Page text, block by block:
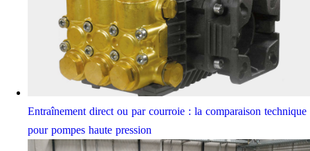
Entraînement direct ou par courroie : la comparaison technique
pour pompes haute pression